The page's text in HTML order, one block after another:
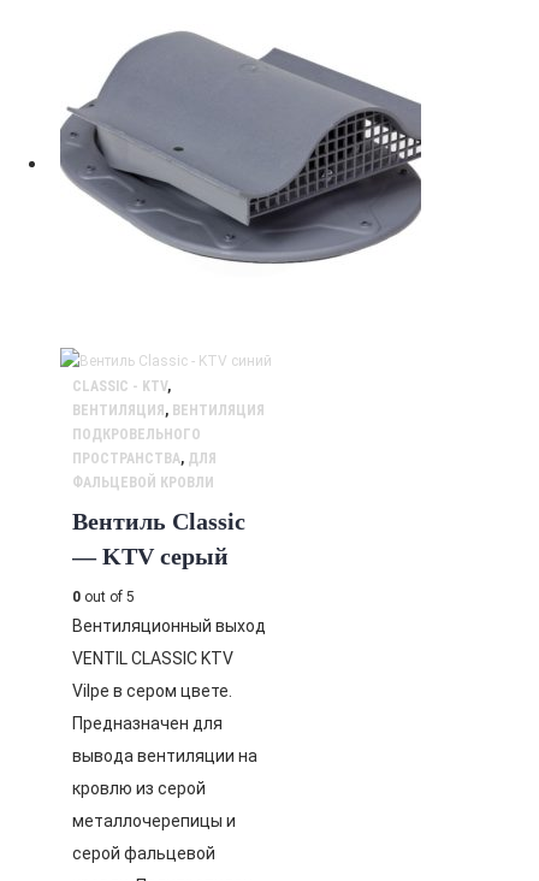
CLASSIC - KTV,
ВЕНТИЛЯЦИЯ, ВЕНТИЛЯЦИЯ
ПОДКРОВЕЛЬНОГО
ПРОСТРАНСТВА, ДЛЯ
ФАЛЬЦЕВОЙ КРОВЛИ
Вентиль Classic
— KTV серый
0 out of 5
Вентиляционный выход
VENTIL CLASSIC KTV
Vilpe в сером цвете.
Предназначен для
вывода вентиляции на
кровлю из серой
металлочерепицы и
серой фальцевой